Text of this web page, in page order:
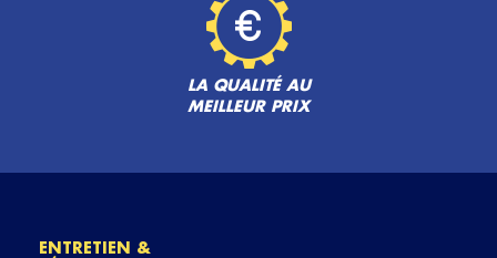
LA QUALITÉ AU
MEILLEUR PRIX
ENTRETIEN &